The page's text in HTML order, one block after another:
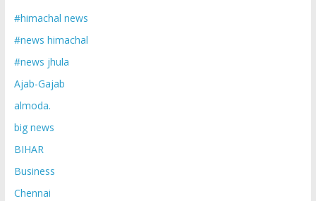
#himachal news
#news himachal
#news jhula
Ajab-Gajab
almoda.
big news
BIHAR
Business
Chennai